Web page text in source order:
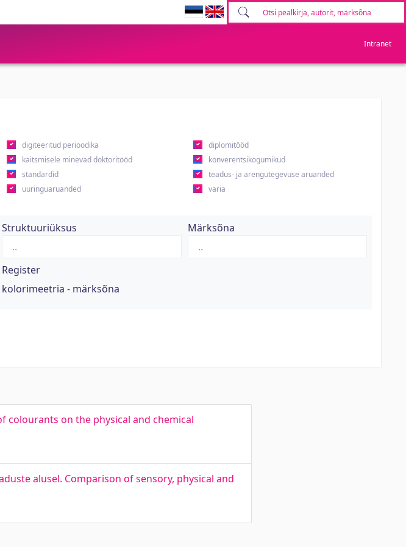
Intranet
digiteeritud perioodika
diplomitööd
kaitsmisele minevad doktoritööd
konverentsikogumikud
standardid
teadus- ja arengutegevuse aruanded
uuringuaruanded
varia
Struktuuriüksus Märksõna
Register
kolorimeetria - märksõna
colourants on the physical and chemical
alusel. Comparison of sensory, physical and